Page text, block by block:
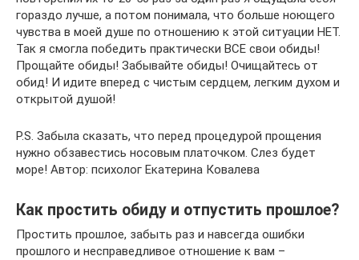
гораздо лучше, а потом понимала, что больше ноющего
чувства в моей душе по отношению к этой ситуации НЕТ.
Так я смогла победить практически ВСЕ свои обиды!
Прощайте обиды! Забывайте обиды! Очищайтесь от
обид! И идите вперед с чистым сердцем, легким духом и
открытой душой!
P.S. Забыла сказать, что перед процедурой прощения
нужно обзавестись носовым платочком. Слез будет
море! Автор: психолог Екатерина Ковалева
Как простить обиду и отпустить прошлое?
Простить прошлое, забыть раз и навсегда ошибки
прошлого и несправедливое отношение к вам –